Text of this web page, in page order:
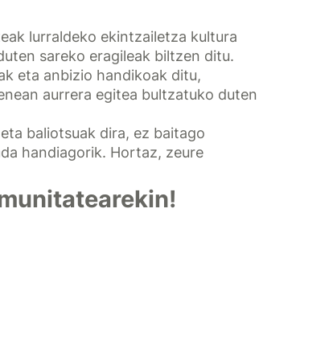
lurraldeko ekintzailetza kultura
sareko eragileak biltzen ditu.
eta anbizio handikoak ditu,
aurrera egitea bultzatuko duten
baliotsuak dira, ez baitago
handiagorik. Hortaz, zeure